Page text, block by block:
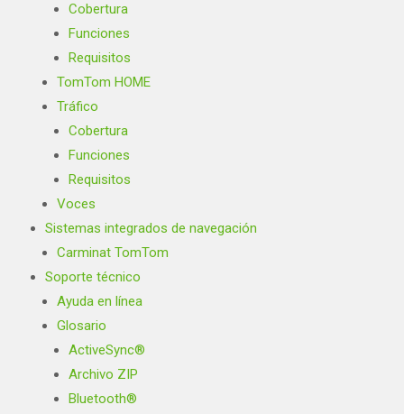
Cobertura
Funciones
Requisitos
TomTom HOME
Tráfico
Cobertura
Funciones
Requisitos
Voces
Sistemas integrados de navegación
Carminat TomTom
Soporte técnico
Ayuda en línea
Glosario
ActiveSync®
Archivo ZIP
Bluetooth®